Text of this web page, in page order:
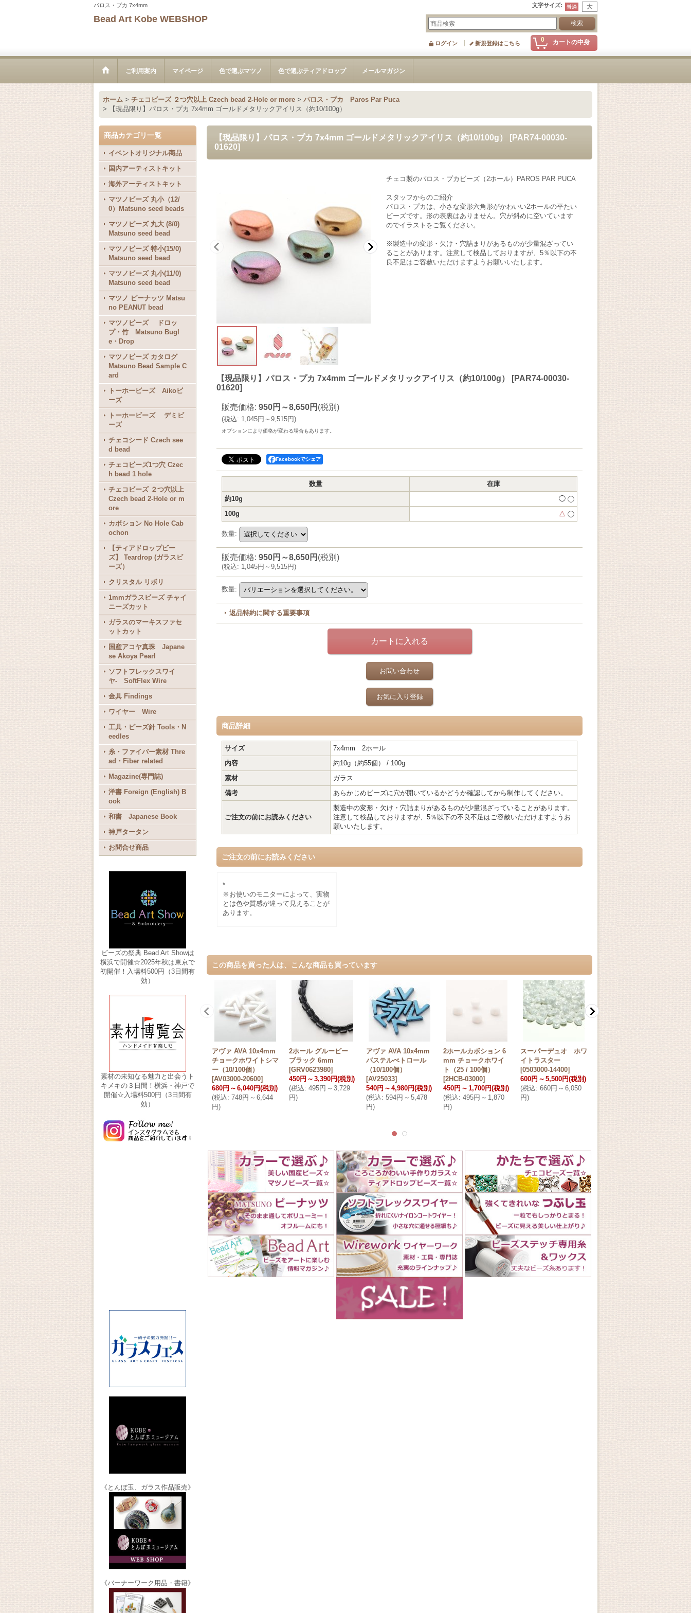
パロス・プカ 7x4mm 文字サイズ:
Bead Art Kobe WEBSHOP
0 カートの中身
ログイン 新規登録はこちら
ご利用案内 マイページ 色で選ぶマツノ 色で選ぶティアドロップ メールマガジン
ホーム > チェコビーズ ２つ穴以上 Czech bead 2-Hole or more > パロス・プカ Paros Par Puca
>
【現品限り】パロス・プカ 7x4mm ゴールドメタリックアイリス（約10/100g）
商品カテゴリ一覧
イベントオリジナル商品
国内アーティストキット
海外アーティストキット
マツノビーズ 丸小（12/
0）Matsuno seed beads
マツノビーズ 丸大 (8/0)
Matsuno seed bead
マツノビーズ 特小(15/0)
Matsuno seed bead
マツノビーズ 丸小(11/0)
Matsuno seed bead
マツノ ピーナッツ Matsu
no PEANUT bead
マツノビーズ ドロッ
プ・竹 Matsuno Bugl
e・Drop
マツノビーズ カタログ
Matsuno Bead Sample C
ard
トーホービーズ Aikoビ
ーズ
トーホービーズ デミビ
ーズ
チェコシード Czech see
d bead
チェコビーズ1つ穴 Czec
h bead 1 hole
チェコビーズ ２つ穴以上
Czech bead 2-Hole or m
ore
カボション No Hole Cab
ochon
【ティアドロップビー
ズ】 Teardrop (ガラスビ
ーズ）
クリスタル リボリ
1mmガラスビーズ チャイ
ニーズカット
ガラスのマーキスファセ
ットカット
国産アコヤ真珠 Japane
se Akoya Pearl
ソフトフレックスワイ
ヤ- SoftFlex Wire
金具 Findings
ワイヤー Wire
工具・ビーズ針 Tools・N
eedles
糸・ファイバー素材 Thre
ad・Fiber related
Magazine(専門誌)
洋書 Foreign (English) B
ook
和書 Japanese Book
神戸タータン
お問合せ商品
ビーズの祭典 Bead Art Showは
横浜で開催☆2025年秋は東京で
初開催！入場料500円（3日間有
効）
素材の未知なる魅力と出会うト
キメキの３日間！横浜・神戸で
開催☆入場料500円（3日間有
効）
《とんぼ玉、ガラス作品販売》
《バーナーワーク用品・書籍》
【現品限り】パロス・プカ 7x4mm ゴールドメタリックアイリス（約10/100g） [PAR74-00030-
01620]
チェコ製のパロス・プカビーズ（2ホール）PAROS PAR PUCA
スタッフからのご紹介
パロス・プカは、小さな変形六角形がかわいい2ホールの平たい
ビーズです。形の表裏はありません。穴が斜めに空いています
のでイラストをご覧ください。
※製造中の変形・欠け・穴詰まりがあるものが少量混ざってい
ることがあります。注意して検品しておりますが、5％以下の不
良不足はご容赦いただけますようお願いいたします。
【現品限り】パロス・プカ 7x4mm ゴールドメタリックアイリス（約10/100g） [PAR74-00030-
01620]
販売価格: 950円～8,650円 (税別)
(税込: 1,045円～9,515円)
オプションにより価格が変わる場合もあります。
Facebookでシェア
数量
在庫
約10g
◯
100g
△
数量:
販売価格: 950円～8,650円 (税別)
(税込: 1,045円～9,515円)
数量:
返品特約に関する重要事項
お問い合わせ
お気に入り登録
商品詳細
サイズ
7x4mm 2ホール
内容
約10g（約55個） / 100g
素材
ガラス
備考
あらかじめビーズに穴が開いているかどうか確認してから制作してください。
ご注文の前にお読みください
製造中の変形・欠け・穴詰まりがあるものが少量混ざっていることがあります。
注意して検品しておりますが、5％以下の不良不足はご容赦いただけますようお
願いいたします。
ご注文の前にお読みください
*
※お使いのモニターによって、実物
とは色や質感が違って見えることが
あります。
この商品を買った人は、こんな商品も買っています
アヴァ AVA 10x4mm
チョークホワイトシマ
ー（10/100個）
[AV03000-20600]
680円 ～ 6,040円(税別)
(税込: 748円 ～ 6,644
円)
2ホール グルービー
ブラック 6mm
[GRV0623980]
450円 ～ 3,390円(税別)
(税込: 495円 ～ 3,729
円)
アヴァ AVA 10x4mm
パステルぺトロール
（10/100個）
[AV25033]
540円 ～ 4,980円(税別)
(税込: 594円 ～ 5,478
円)
2ホールカボション 6
mm チョークホワイ
ト（25 / 100個）
[2HCB-03000]
450円 ～ 1,700円(税別)
(税込: 495円 ～ 1,870
円)
スーパーデュオ ホワ
イトラスター
[0503000-14400]
600円 ～ 5,500円(税別)
(税込: 660円 ～ 6,050
円)
ルト